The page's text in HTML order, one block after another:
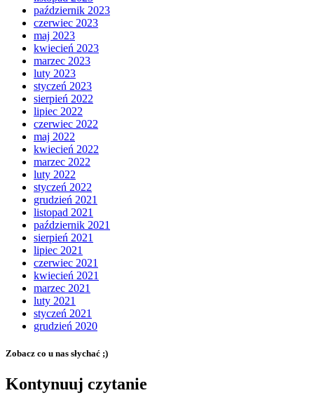
październik 2023
czerwiec 2023
maj 2023
kwiecień 2023
marzec 2023
luty 2023
styczeń 2023
sierpień 2022
lipiec 2022
czerwiec 2022
maj 2022
kwiecień 2022
marzec 2022
luty 2022
styczeń 2022
grudzień 2021
listopad 2021
październik 2021
sierpień 2021
lipiec 2021
czerwiec 2021
kwiecień 2021
marzec 2021
luty 2021
styczeń 2021
grudzień 2020
Zobacz co u nas słychać ;)
Kontynuuj czytanie